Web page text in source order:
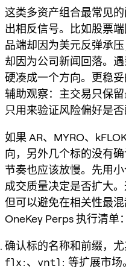
这类多资产组合最常见
出相反信号。比如股票
品端却因为美元反弹承
却因为公司新闻回落。
硬凑成一个方向。更稳
辅助观察：主交易只保
只用来验证风险偏好是否
如果 AR、MYRO、
向，另外几个标的没有
节奏也应该放慢。先用
成交质量决定是否扩大
但可以避免在相关性最
OneKey Perps 执行清单
确认标的名称和前缀，
flx:、 vntl: 等扩展市场